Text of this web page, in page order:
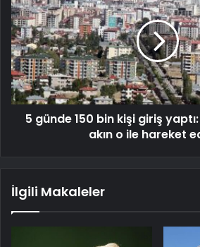
5 günde 150 bin kişi giriş
akın o ile hareket
İlgili Makaleler